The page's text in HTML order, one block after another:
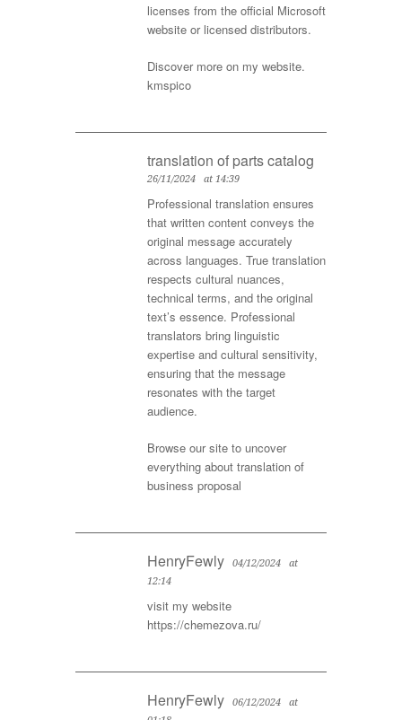
licenses from the official Microsoft
website or licensed distributors.
Discover more on my website.
kmspico
translation of parts catalog
26/11/2024 at 14:39
Professional translation ensures
that written content conveys the
original message accurately
across languages. True translation
respects cultural nuances,
technical terms, and the original
text’s essence. Professional
translators bring linguistic
expertise and cultural sensitivity,
ensuring that the message
resonates with the target
audience.
Browse our site to uncover
everything about translation of
business proposal
HenryFewly 04/12/2024
at
12:14
visit my website
https://chemezova.ru/
HenryFewly 06/12/2024
at